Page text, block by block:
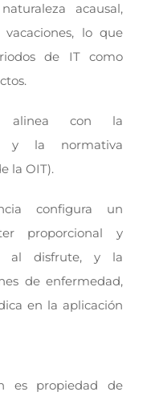
acausal,
lo que
de IT como
alinea con la
y la normativa
la OIT).
configura un
proporcional y
al disfrute, y la
de enfermedad,
en la aplicación
es propiedad de